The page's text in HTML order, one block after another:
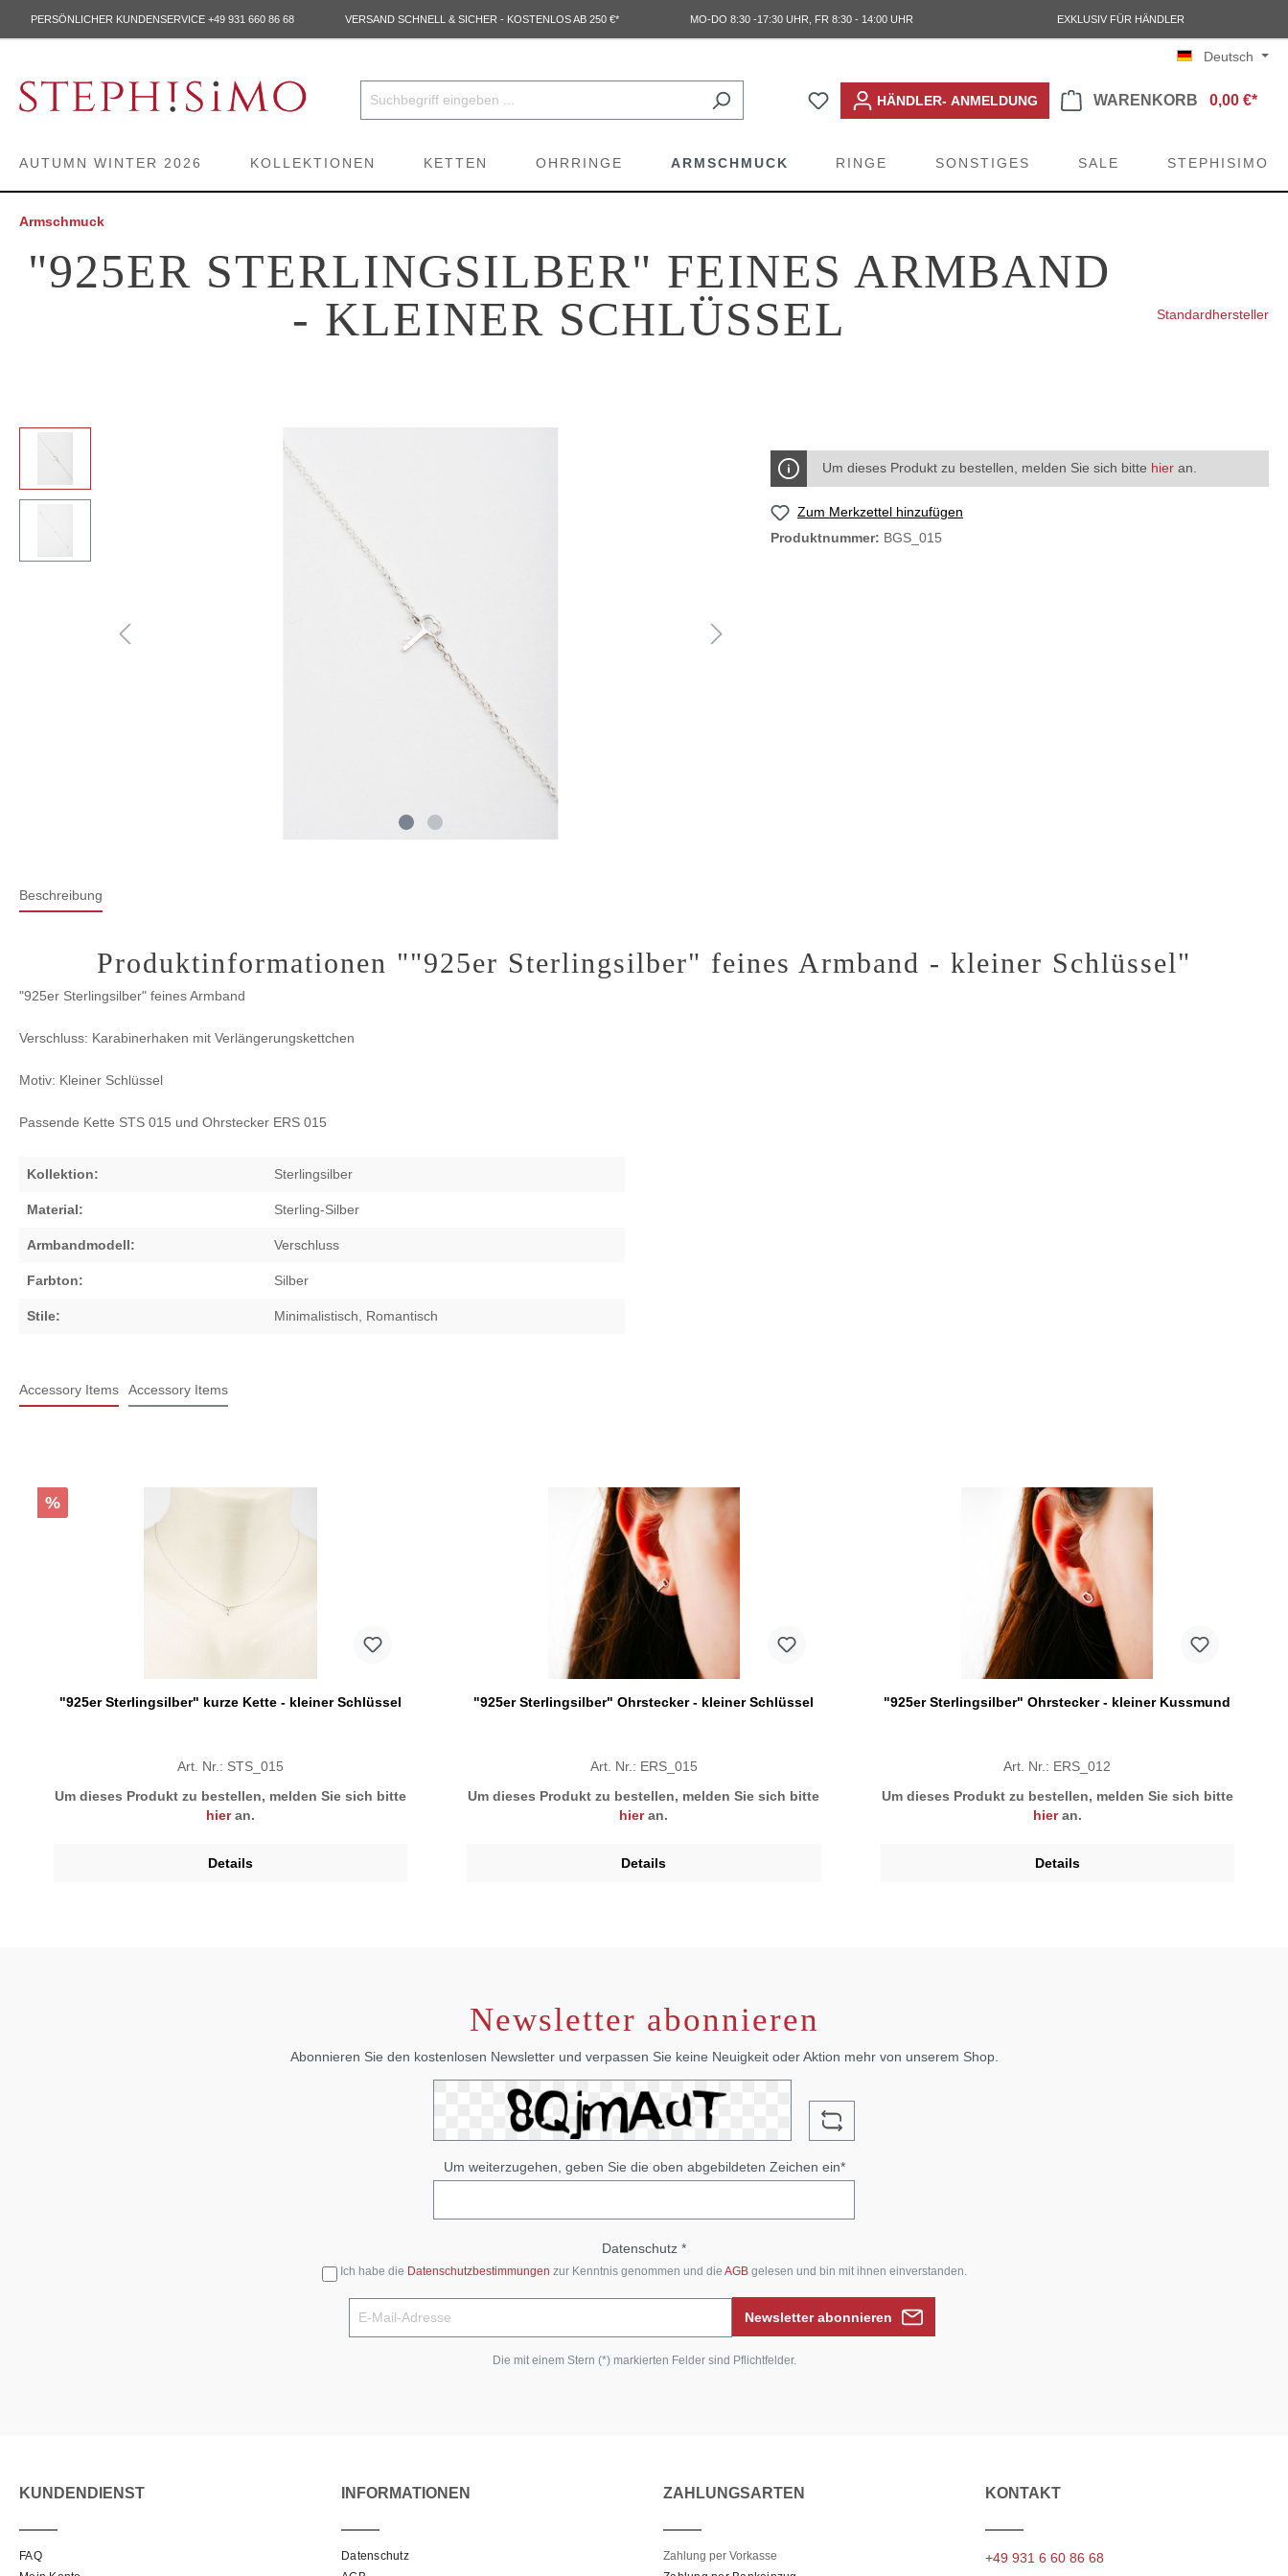
PERSÖNLICHER KUNDENSERVICE +49 931 660 86 68 VERSAND SCHNELL & SICHER - KOSTENLOS AB 250 €* MO-DO 8:30 -17:30 UHR, FR 8:30 - 14:00 UHR EXKLUSIV FÜR HÄNDLER
Deutsch
HÄNDLER- ANMELDUNG WARENKORB 0,00 €*
AUTUMN WINTER 2026 KOLLEKTIONEN KETTEN OHRRINGE ARMSCHMUCK RINGE SONSTIGES SALE STEPHISIMO
Armschmuck
"925ER STERLINGSILBER" FEINES ARMBAND
- KLEINER SCHLÜSSEL
Standardhersteller
Um dieses Produkt zu bestellen, melden Sie sich bitte hier an.
Zum Merkzettel hinzufügen
Produktnummer: BGS_015
Beschreibung
Produktinformationen ""925er Sterlingsilber" feines Armband - kleiner Schlüssel"
"925er Sterlingsilber" feines Armband
Verschluss: Karabinerhaken mit Verlängerungskettchen
Motiv: Kleiner Schlüssel
Passende Kette STS 015 und Ohrstecker ERS 015
Kollektion: Sterlingsilber
Material: Sterling-Silber
Armbandmodell: Verschluss
Farbton: Silber
Stile: Minimalistisch, Romantisch
Accessory Items Accessory Items
%
"925er Sterlingsilber" kurze Kette - kleiner Schlüssel
Art. Nr.: STS_015
Um dieses Produkt zu bestellen, melden Sie sich bitte
hieran.
Details
"925er Sterlingsilber" Ohrstecker - kleiner Schlüssel
Art. Nr.: ERS_015
Um dieses Produkt zu bestellen, melden Sie sich bitte
hieran.
Details
"925er Sterlingsilber" Ohrstecker - kleiner Kussmund
Art. Nr.: ERS_012
Um dieses Produkt zu bestellen, melden Sie sich bitte
hieran.
Details
Newsletter abonnieren
Abonnieren Sie den kostenlosen Newsletter und verpassen Sie keine Neuigkeit oder Aktion mehr von unserem Shop.
Um weiterzugehen, geben Sie die oben abgebildeten Zeichen ein*
Datenschutz *
Ich habe die Datenschutzbestimmungen zur Kenntnis genommen und die AGBgelesen und bin mit ihnen einverstanden.
Newsletter abonnieren
Die mit einem Stern (*) markierten Felder sind Pflichtfelder.
KUNDENDIENST
FAQ
INFORMATIONEN
Datenschutz
ZAHLUNGSARTEN
Zahlung per Vorkasse
KONTAKT
+49 931 6 60 86 68